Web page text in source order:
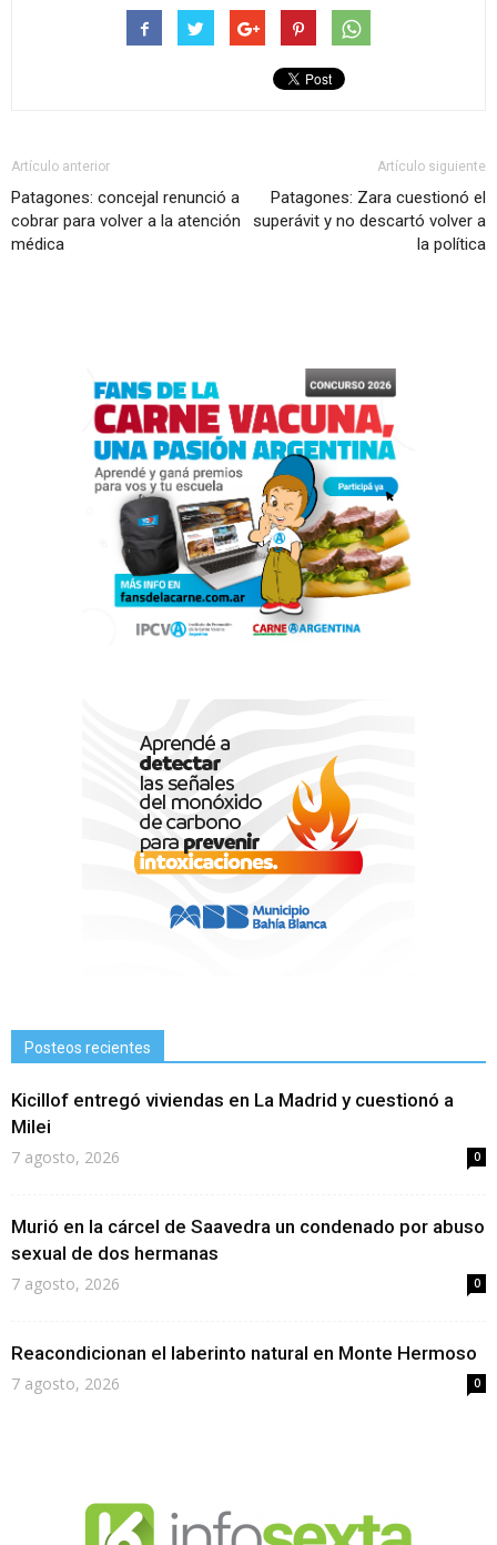
Artículo anterior
Patagones: concejal renunció a
cobrar para volver a la atención
médica
Artículo siguiente
Patagones: Zara cuestionó el
superávit y no descartó volver a
la política
Posteos recientes
Kicillof entregó viviendas en La Madrid y cuestionó a
Milei
7 agosto, 2026 0
Murió en la cárcel de Saavedra un condenado por abuso
sexual de dos hermanas
7 agosto, 2026 0
Reacondicionan el laberinto natural en Monte Hermoso
7 agosto, 2026 0